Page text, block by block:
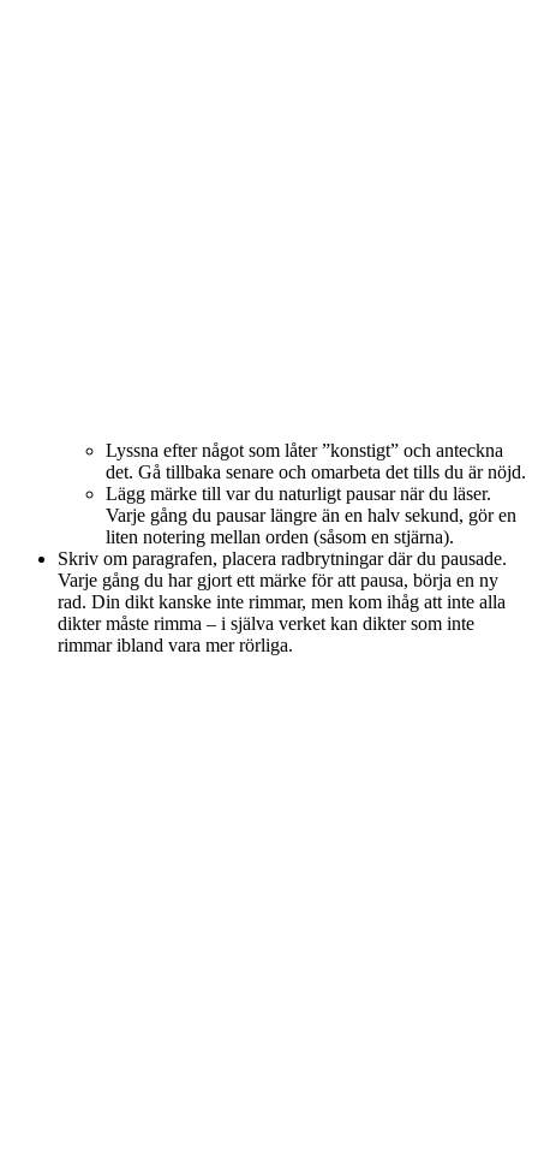
Lyssna efter något som låter ”konstigt” och anteckna
det. Gå tillbaka senare och omarbeta det tills du är nöjd.
Lägg märke till var du naturligt pausar när du läser.
Varje gång du pausar längre än en halv sekund, gör en
liten notering mellan orden (såsom en stjärna).
Skriv om paragrafen, placera radbrytningar där du pausade.
Varje gång du har gjort ett märke för att pausa, börja en ny
rad. Din dikt kanske inte rimmar, men kom ihåg att inte alla
dikter måste rimma – i själva verket kan dikter som inte
rimmar ibland vara mer rörliga.